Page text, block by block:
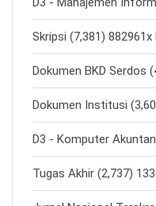
Skripsi (7,381) 882961x
Dokumen BKD Serdos
Dokumen Institusi
D3 - Komputer
Tugas Akhir (2,737)